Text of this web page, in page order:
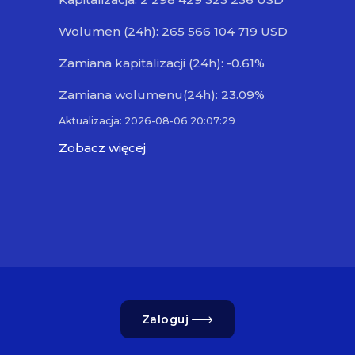
Wolumen (24h): 265 566 104 719 USD
Zamiana kapitalizacji (24h): -0.61%
Zamiana wolumenu(24h): 23.09%
Aktualizacja: 2026-08-06 20:07:29
Zobacz więcej
Zaloguj